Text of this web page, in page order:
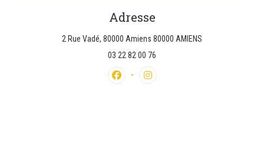
Adresse
2 Rue Vadé, 80000 Amiens 80000 AMIENS
03 22 82 00 76
Facebook ((öffnet ein neues Fenster))
Instagram ((öffnet ein neues